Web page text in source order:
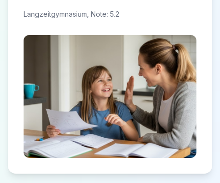
Langzeitgymnasium, Note: 5.2